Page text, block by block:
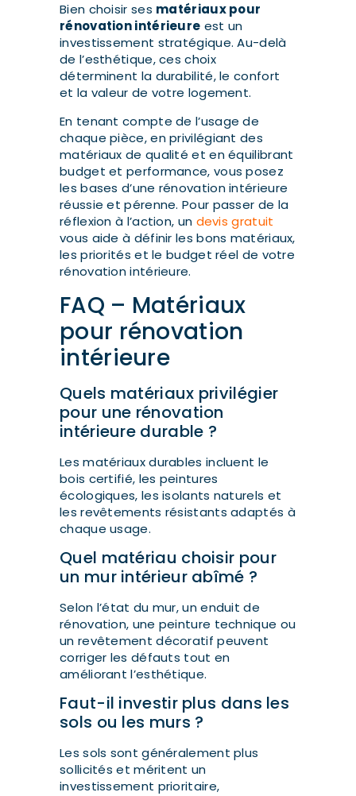
Bien choisir ses matériaux pour
rénovation intérieure est un
investissement stratégique. Au-delà
de l’esthétique, ces choix
déterminent la durabilité, le confort
et la valeur de votre logement.
En tenant compte de l’usage de
chaque pièce, en privilégiant des
matériaux de qualité et en équilibrant
budget et performance, vous posez
les bases d’une rénovation intérieure
réussie et pérenne. Pour passer de la
réflexion à l’action, un devis gratuit
vous aide à définir les bons matériaux,
les priorités et le budget réel de votre
rénovation intérieure.
FAQ – Matériaux
pour rénovation
intérieure
Quels matériaux privilégier
pour une rénovation
intérieure durable ?
Les matériaux durables incluent le
bois certifié, les peintures
écologiques, les isolants naturels et
les revêtements résistants adaptés à
chaque usage.
Quel matériau choisir pour
un mur intérieur abîmé ?
Selon l’état du mur, un enduit de
rénovation, une peinture technique ou
un revêtement décoratif peuvent
corriger les défauts tout en
améliorant l’esthétique.
Faut-il investir plus dans les
sols ou les murs ?
Les sols sont généralement plus
sollicités et méritent un
investissement prioritaire,